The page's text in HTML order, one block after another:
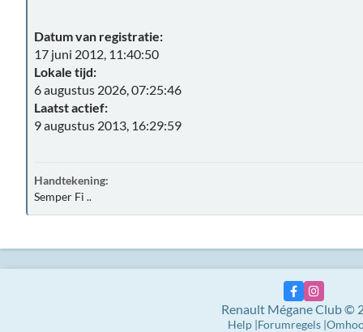
Datum van registratie:
17 juni 2012, 11:40:50
Lokale tijd:
6 augustus 2026, 07:25:46
Laatst actief:
9 augustus 2013, 16:29:59
Handtekening:
Semper Fi ..
Renault Mégane Club ©
Help Forumregels